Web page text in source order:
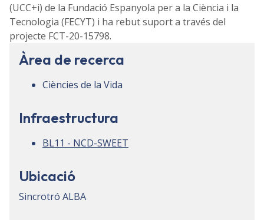
(UCC+i) de la Fundació Espanyola per a la Ciència i la
Tecnologia (FECYT) i ha rebut suport a través del
projecte FCT-20-15798.
Àrea de recerca
Ciències de la Vida
Infraestructura
BL11 - NCD-SWEET
Ubicació
Sincrotró ALBA